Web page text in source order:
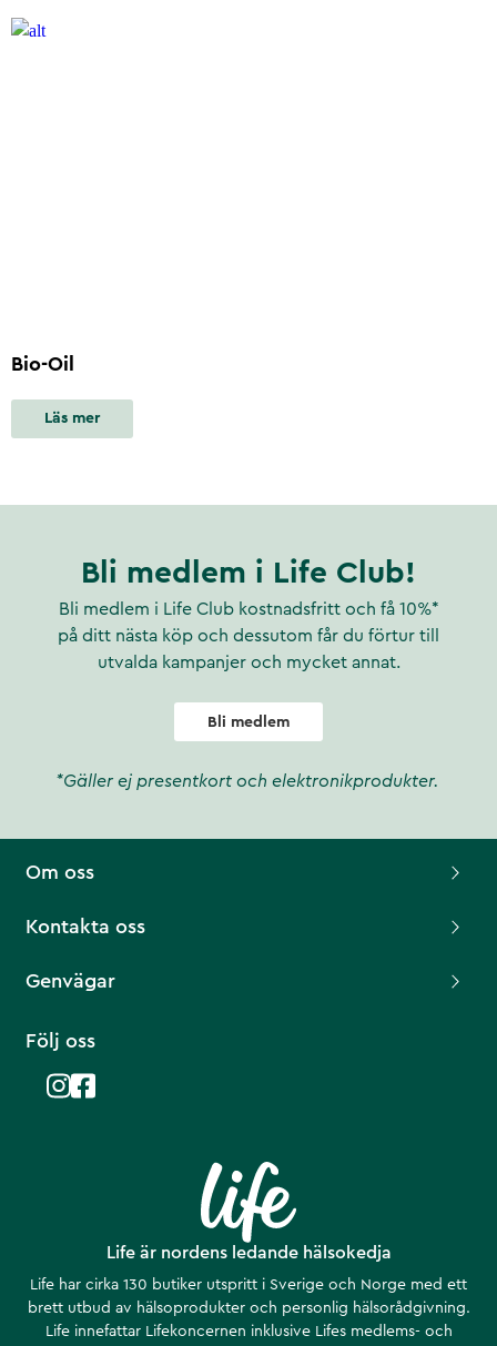
Bio-Oil
Läs mer
Bli medlem i Life Club!
Bli medlem i Life Club kostnadsfritt och få 10%*
på ditt nästa köp och dessutom får du förtur till
utvalda kampanjer och mycket annat.
Bli medlem
*Gäller ej presentkort och elektronikprodukter.
Life är nordens ledande hälsokedja
Life har cirka 130 butiker utspritt i Sverige och Norge med ett
brett utbud av hälsoprodukter och personlig hälsorådgivning.
Life innefattar Lifekoncernen inklusive Lifes medlems- och
Om oss
Kontakta oss
Genvägar
Följ oss